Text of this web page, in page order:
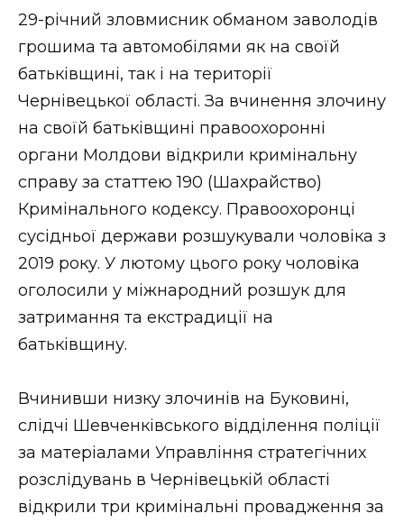
Спорт
Стиль життя
Втрачений Ужгород
Втрачений Ужгород (відеоверсія)
ЗАКАРПАТСЬКІ НОВИНИ
НОВИНИ ЗАХІДНОЇ УКРАЇНИ
ФОТО
ВІДЕО
29-річний зловмисник обманом заволодів
грошима та автомобілями як на своїй
батьківщині, так і на території
Чернівецької області. За вчинення злочину
на своїй батьківщині правоохоронні
органи Молдови відкрили кримінальну
справу за статтею 190 (Шахрайство)
Кримінального кодексу. Правоохоронці
сусідньої держави розшукували чоловіка з
2019 року. У лютому цього року чоловіка
оголосили у міжнародний розшук для
затримання та екстрадиції на
батьківщину.
Вчинивши низку злочинів на Буковині,
слідчі Шевченківського відділення поліції
за матеріалами Управління стратегічних
розслідувань в Чернівецькій області
відкрили три кримінальні провадження за